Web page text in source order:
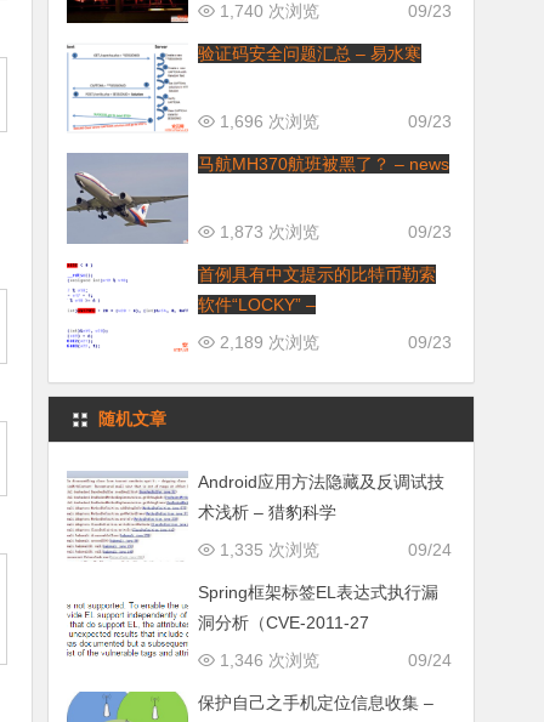
09/23
1,740 次浏览
验证码安全问题汇总 – 易水寒
09/23
1,696 次浏览
马航MH370航班被黑了？ – news
09/23
1,873 次浏览
首例具有中文提示的比特币勒索
软件“LOCKY” –
09/23
2,189 次浏览
随机文章
Android应用方法隐藏及反调试技
术浅析 – 猎豹科学
09/24
1,335 次浏览
Spring框架标签EL表达式执行漏
洞分析（CVE-2011-27
09/24
1,346 次浏览
保护自己之手机定位信息收集 –